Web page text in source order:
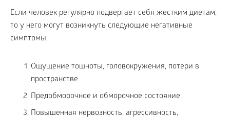
Если человек регулярно подвергает себя жестким диетам,
то у него могут возникнуть следующие негативные
симптомы:
Ощущение тошноты, головокружения, потери в
пространстве.
Предобморочное и обморочное состояние.
Повышенная нервозность, агрессивность,